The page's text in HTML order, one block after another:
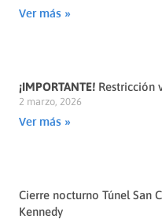
Ver más »
¡IMPORTANTE! Restricción
2 marzo, 2026
Ver más »
Cierre nocturno Túnel San
Kennedy